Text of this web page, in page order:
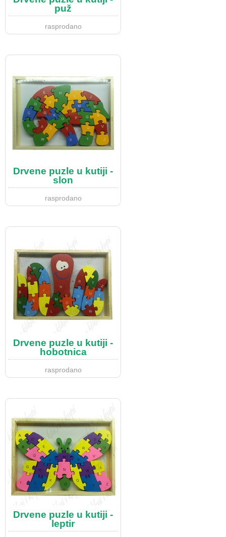
puž
rasprodano
Drvene puzle u kutiji -
slon
rasprodano
Drvene puzle u kutiji -
hobotnica
rasprodano
Drvene puzle u kutiji -
leptir